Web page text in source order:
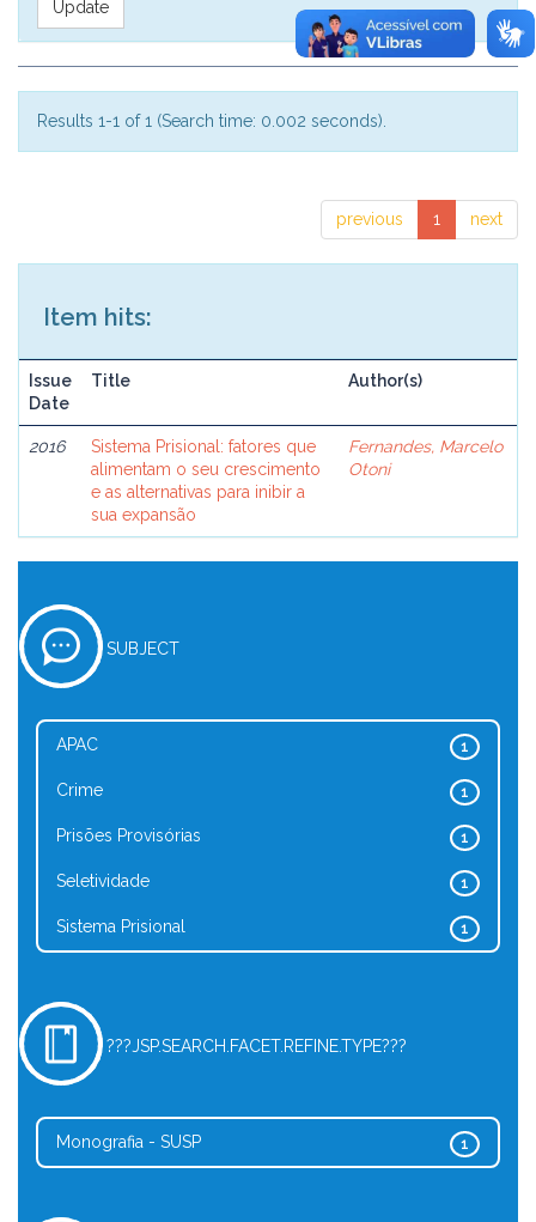
Results 1-1 of 1 (Search time: 0.002 seconds).
previous 1 next
Item hits:
Issue
Date
Title Author(s)
2016
Sistema Prisional: fatores que
alimentam o seu crescimento
e as alternativas para inibir a
sua expansão
Fernandes, Marcelo
Otoni
SUBJECT
1
APAC
1
Crime
1
Prisões Provisórias
1
Seletividade
1
Sistema Prisional
???JSP.SEARCH.FACET.REFINE.TYPE???
1
Monografia - SUSP